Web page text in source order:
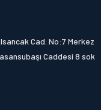
Cad. No:7 Merkez
Caddesi 8 sok